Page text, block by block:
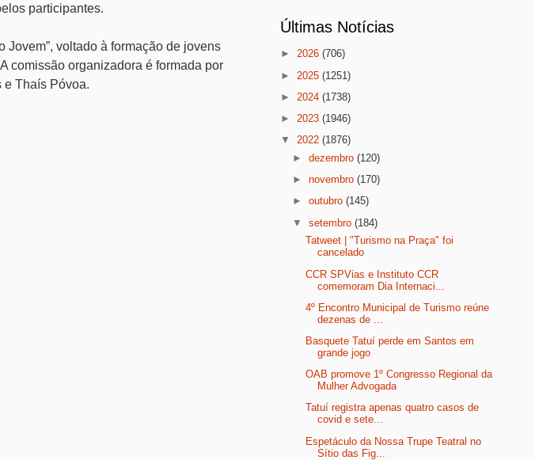
participantes.
voltado à formação de jovens
comissão organizadora é formada por
e Thaís Póvoa.
Últimas Notícias
► 2026 (706)
► 2025 (1251)
► 2024 (1738)
► 2023 (1946)
▼ 2022 (1876)
►dezembro(120)
►novembro(170)
►outubro(145)
▼setembro(184)
Tatweet | "Turismo na Praça" foi
cancelado
CCR SPVias e Instituto CCR
comemoram Dia Internaci...
4º Encontro Municipal de Turismo reúne
dezenas de ...
Basquete Tatuí perde em Santos em
grande jogo
OAB promove 1º Congresso Regional da
Mulher Advogada
Tatuí registra apenas quatro casos de
covid e sete...
Espetáculo da Nossa Trupe Teatral no
Sítio das Fig...